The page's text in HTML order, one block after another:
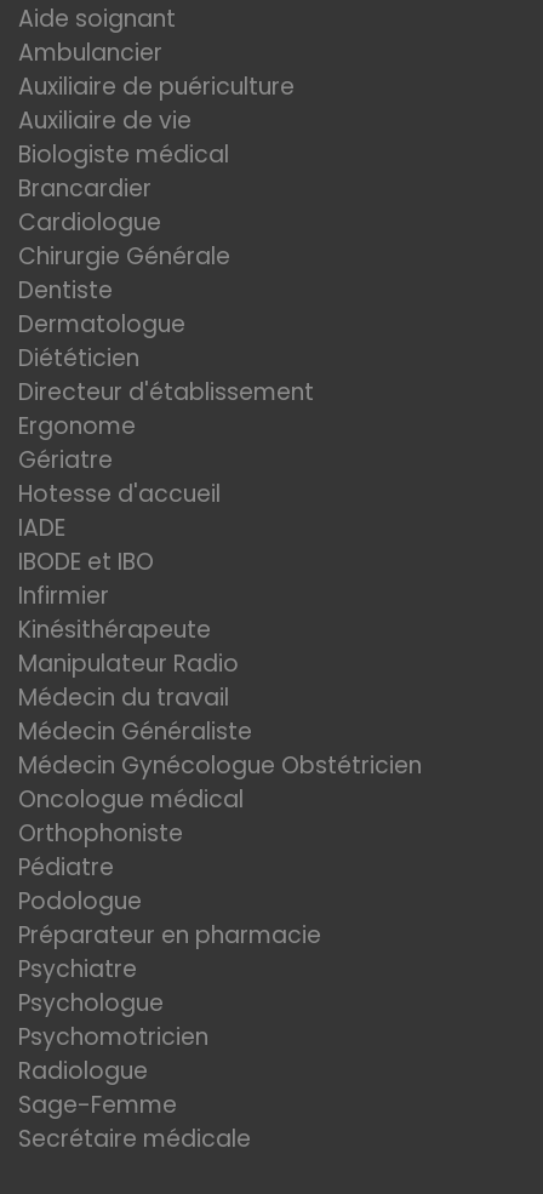
Aide soignant
Ambulancier
Auxiliaire de puériculture
Auxiliaire de vie
Biologiste médical
Brancardier
Cardiologue
Chirurgie Générale
Dentiste
Dermatologue
Diététicien
Directeur d'établissement
Ergonome
Gériatre
Hotesse d'accueil
IADE
IBODE et IBO
Infirmier
Kinésithérapeute
Manipulateur Radio
Médecin du travail
Médecin Généraliste
Médecin Gynécologue Obstétricien
Oncologue médical
Orthophoniste
Pédiatre
Podologue
Préparateur en pharmacie
Psychiatre
Psychologue
Psychomotricien
Radiologue
Sage-Femme
Secrétaire médicale